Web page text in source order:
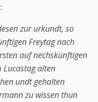
zur urkundt, so
Freytag nach
auf nechskünftigen
Lucastag alten
undt gehalten
zu wissen thun